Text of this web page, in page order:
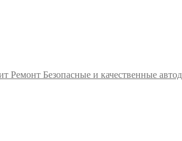
Ремонт Безопасные и качественные